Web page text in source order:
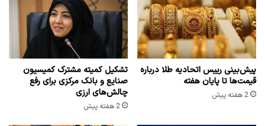
پیش‌بینی رییس اتحادیه طلا درباره
قیمت‌ها تا پایان هفته
2 هفته پیش
تشکیل کمیته مشترک کمیسیون
صنایع و بانک مرکزی برای رفع
چالش‌های ارزی
2 هفته پیش